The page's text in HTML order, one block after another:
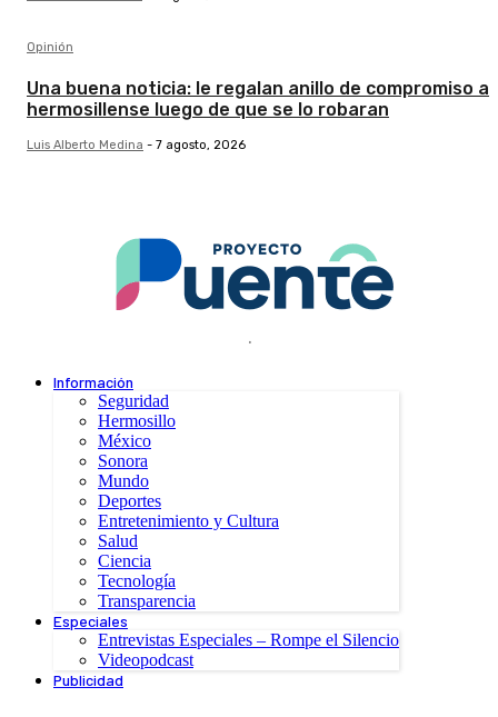
Opinión
Una buena noticia: le regalan anillo de compromiso a
hermosillense luego de que se lo robaran
Luis Alberto Medina - 7 agosto, 2026
.
Información
Seguridad
Hermosillo
México
Sonora
Mundo
Deportes
Entretenimiento y Cultura
Salud
Ciencia
Tecnología
Transparencia
Especiales
Entrevistas Especiales – Rompe el Silencio
Videopodcast
Publicidad